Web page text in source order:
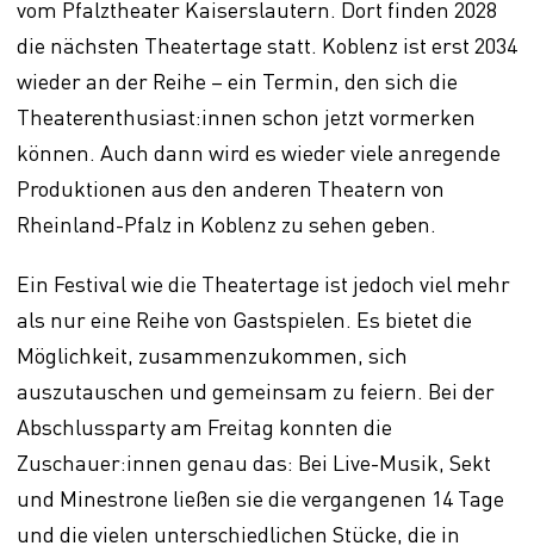
vom Pfalztheater Kaiserslautern. Dort finden 2028
die nächsten Theatertage statt. Koblenz ist erst 2034
wieder an der Reihe – ein Termin, den sich die
Theaterenthusiast:innen schon jetzt vormerken
können. Auch dann wird es wieder viele anregende
Produktionen aus den anderen Theatern von
Rheinland-Pfalz in Koblenz zu sehen geben.
Ein Festival wie die Theatertage ist jedoch viel mehr
als nur eine Reihe von Gastspielen. Es bietet die
Möglichkeit, zusammenzukommen, sich
auszutauschen und gemeinsam zu feiern. Bei der
Abschlussparty am Freitag konnten die
Zuschauer:innen genau das: Bei Live-Musik, Sekt
und Minestrone ließen sie die vergangenen 14 Tage
und die vielen unterschiedlichen Stücke, die in